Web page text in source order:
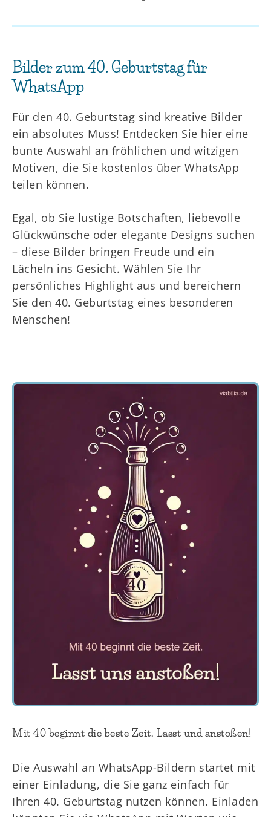
Bilder zum 40. Geburtstag für
WhatsApp
Für den 40. Geburtstag sind kreative Bilder
ein absolutes Muss! Entdecken Sie hier eine
bunte Auswahl an fröhlichen und witzigen
Motiven, die Sie kostenlos über WhatsApp
teilen können.
Egal, ob Sie lustige Botschaften, liebevolle
Glückwünsche oder elegante Designs suchen
– diese Bilder bringen Freude und ein
Lächeln ins Gesicht. Wählen Sie Ihr
persönliches Highlight aus und bereichern
Sie den 40. Geburtstag eines besonderen
Menschen!
Mit 40 beginnt die beste Zeit. Lasst und anstoßen!
Die Auswahl an WhatsApp-Bildern startet mit
einer Einladung, die Sie ganz einfach für
Ihren 40. Geburtstag nutzen können. Einladen